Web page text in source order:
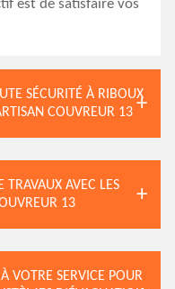
est de satisfaire vos
SÉCURITÉ À RIBOUX
COUVREUR 13
TRAVAUX AVEC LES
13
VOTRE SERVICE POUR